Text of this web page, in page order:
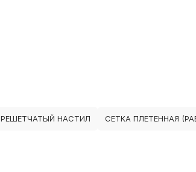
РЕШЕТЧАТЫЙ НАСТИЛ СЕТКА ПЛЕТЕННАЯ